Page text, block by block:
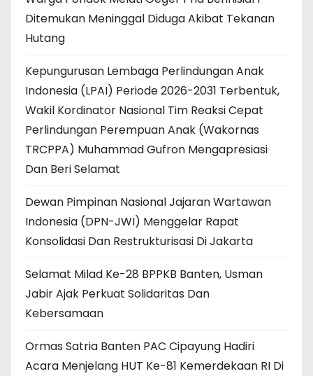
Ditemukan Meninggal Diduga Akibat Tekanan
Hutang
Kepungurusan Lembaga Perlindungan Anak
Indonesia (LPAI) Periode 2026-2031 Terbentuk,
Wakil Kordinator Nasional Tim Reaksi Cepat
Perlindungan Perempuan Anak (Wakornas
TRCPPA) Muhammad Gufron Mengapresiasi
Dan Beri Selamat
Dewan Pimpinan Nasional Jajaran Wartawan
Indonesia (DPN-JWI) Menggelar Rapat
Konsolidasi Dan Restrukturisasi Di Jakarta
Selamat Milad Ke-28 BPPKB Banten, Usman
Jabir Ajak Perkuat Solidaritas Dan
Kebersamaan
Ormas Satria Banten PAC Cipayung Hadiri
Acara Menjelang HUT Ke-81 Kemerdekaan RI Di